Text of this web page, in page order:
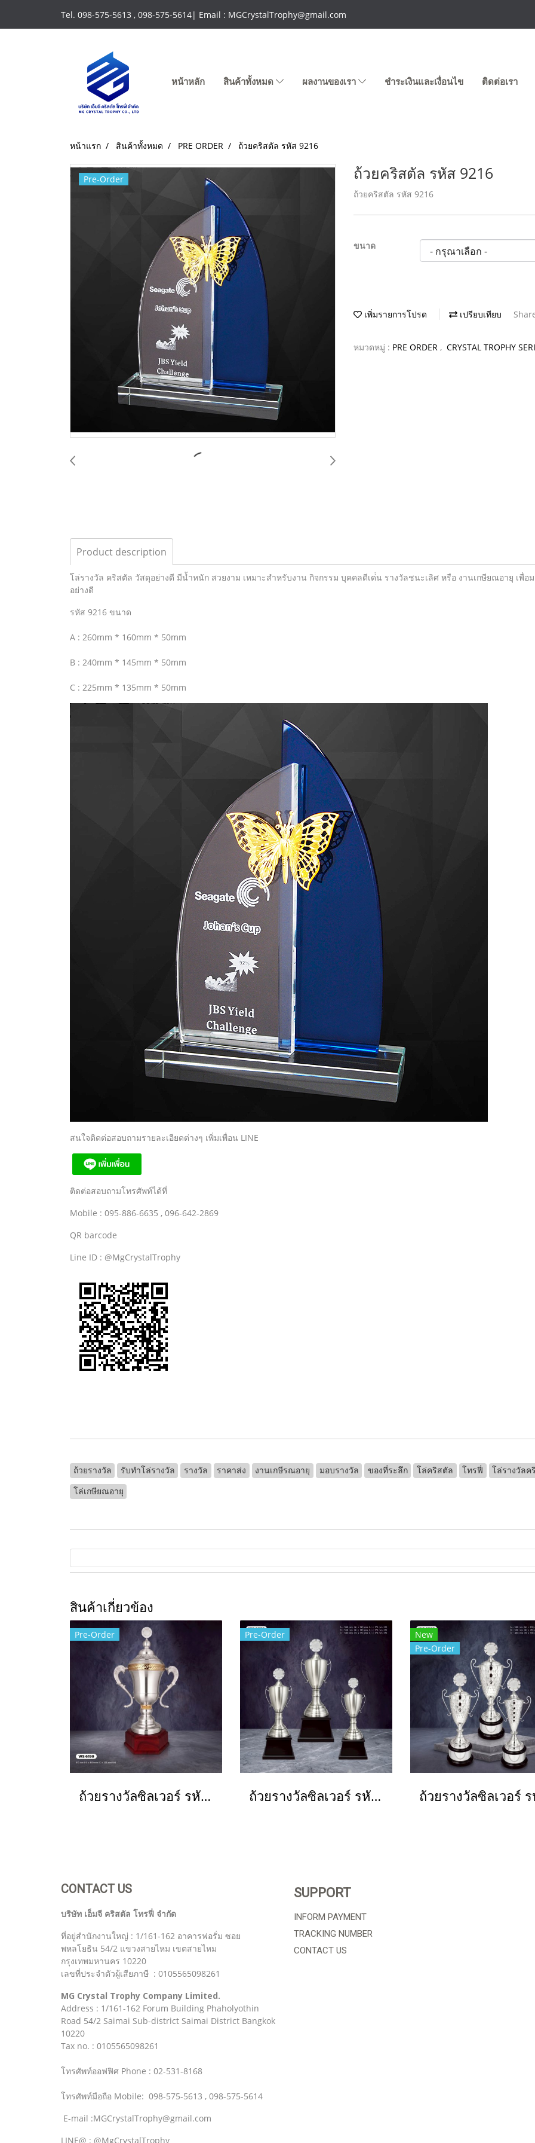
Tel. 098-575-5613 , 098-575-5614| Email : MGCrystalTrophy@gmail.com
หน้าหลัก สินค้าทั้งหมด ผลงานของเรา ชำระเงินและเงื่อนไข ติดต่อเรา
หน้าแรก สินค้าทั้งหมด PRE ORDER ถ้วยคริสตัล รหัส 9216
Pre-Order ถ้วยคริสตัล รหัส 9216
ถ้วยคริสตัล รหัส 9216
ขนาด
เพิ่มรายการโปรด เปรียบเทียบ
หมวดหมู่ : PRE ORDER , CRYSTAL TROPHY
Product description
โล่รางวัล คริสตัล วัสดุอย่างดี มีน้ำหนัก สวยงาม เหมาะสำหรับงาน กิจกรรม บุคคลดีเด่่น รางวัลชนะเลิศ หรือ งานเกษียณอายุ เพื่
อย่างดี
รหัส 9216 ขนาด
A : 260mm * 160mm * 50mm
B : 240mm * 145mm * 50mm
C : 225mm * 135mm * 50mm
สนใจติดต่อสอบถามรายละเอียดต่างๆ เพิ่มเพื่อน LINE
ติดต่อสอบถามโทรศัพท์ได้ที่
Mobile : 095-886-6635 , 096-642-2869
QR barcode
Line ID : @MgCrystalTrophy
ถ้วยรางวัล รับทําโล่รางวัล รางวัล ราคาส่ง งานเกษีรณอายุ มอบรางวัล ของที่ระลึก โล่คริสตัล โทรฟี่ โล่รางวัลค
โล่เกษียณอายุ
สินค้าเกี่ยวข้อง
Pre-Order
ถ้วยรางวัลซิลเวอร์ รหัส Ws6199
Pre-Order
ถ้วยรางวัลซิลเวอร์ รหัส Ws6222
New
Pre-Order
CONTACT US
บริษัท เอ็มจี คริสตัล โทรฟี่ จำกัด
ที่อยู่สำนักงานใหญ่ : 1/161-162 อาคารฟอรั่ม ซอย
พหลโยธิน 54/2 แขวงสายไหม เขตสายไหม
กรุงเทพมหานคร 10220
เลขที่ประจำตัวผู้เสียภาษี : 0105565098261
MG Crystal Trophy Company Limited.
Address : 1/161-162 Forum Building Phaholyothin
Road 54/2 Saimai Sub-district Saimai District Bangkok
10220
Tax no. : 0105565098261
โทรศัพท์ออฟฟิศ Phone : 02-531-8168
โทรศัพท์มือถือ Mobile: 098-575-5613 , 098-575-5614
E-mail :MGCrystalTrophy@gmail.com
LINE@ : @MgCrystalTrophy
SUPPORT
INFORM PAYMENT
TRACKING NUMBER
CONTACT US